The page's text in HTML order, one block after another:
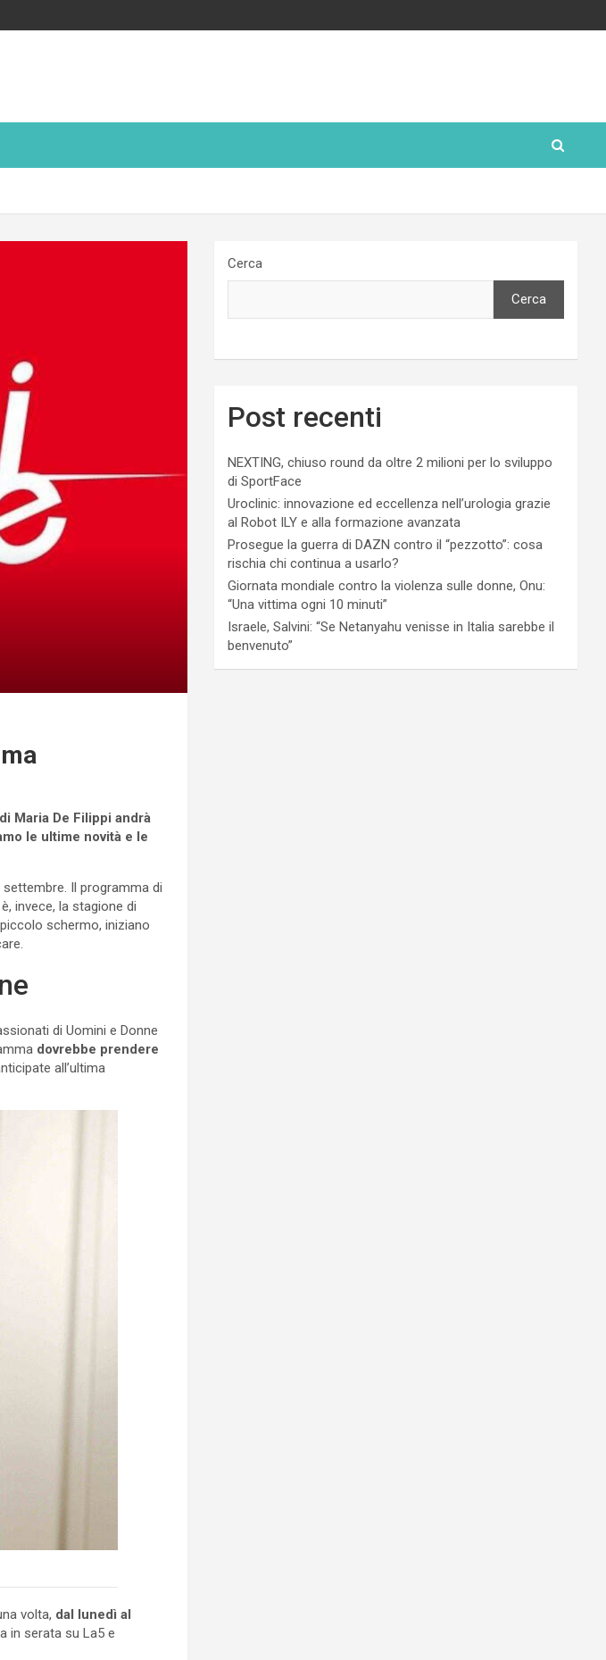
Maria De Filippi andrà
le ultime novità e le
settembre. Il programma di
invece, la stagione di
schermo, iniziano
di Uomini e Donne
dovrebbe prendere
all’ultima
volta, dal lunedì al
in serata su La5 e
Cerca
Cerca
Post recenti
NEXTING, chiuso round da oltre 2 milioni per lo sviluppo
di SportFace
Uroclinic: innovazione ed eccellenza nell’urologia grazie
al Robot ILY e alla formazione avanzata
Prosegue la guerra di DAZN contro il “pezzotto”: cosa
rischia chi continua a usarlo?
Giornata mondiale contro la violenza sulle donne, Onu:
“Una vittima ogni 10 minuti”
Israele, Salvini: “Se Netanyahu venisse in Italia sarebbe il
benvenuto”